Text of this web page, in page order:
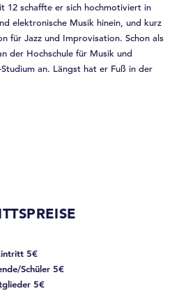
12 schaffte er sich hochmotiviert in
elektronische Musik hinein, und kurz
für Jazz und Improvisation. Schon als
der Hochschule für Musik und
an. Längst hat er Fuß in der
5€
Schüler 5€
5€